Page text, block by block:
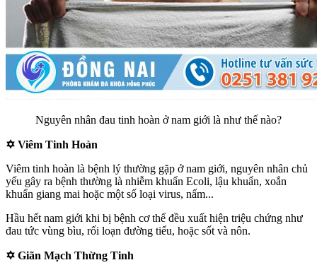
Nguyên nhân đau tinh hoàn ở nam giới là như thế nào?
✡​ Viêm Tinh Hoàn
Viêm tinh hoàn là bệnh lý thường gặp ở nam giới, nguyên nhân chủ
yếu gây ra bệnh thường là nhiễm khuẩn Ecoli, lậu khuẩn, xoắn
khuẩn giang mai hoặc một số loại virus, nấm...
Hầu hết nam giới khi bị bệnh cơ thể đều xuất hiện triệu chứng như
đau tức vùng bìu, rối loạn đường tiểu, hoặc sốt và nôn.
✡​ Giãn Mạch Thừng Tinh